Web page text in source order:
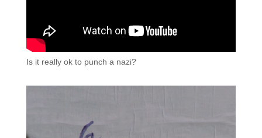
Is it really ok to punch a nazi?